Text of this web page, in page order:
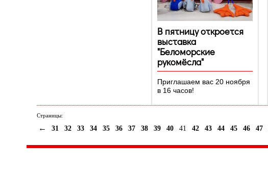
В пятницу откроется
выставка
"Беломорские
рукомёсла"
Приглашаем вас 20 ноября
в 16 часов!
Страницы:
← 31 32 33 34 35 36 37 38 39 40 41 42 43 44 45 46 47